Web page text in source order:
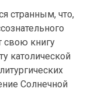
странным, что,
свою книгу
католической
Солнечной